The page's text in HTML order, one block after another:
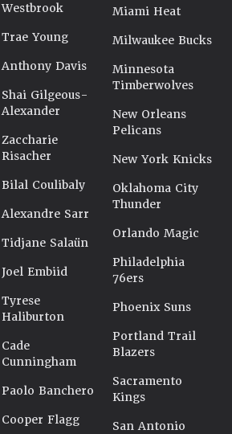
Westbrook
Trae Young
Anthony Davis
Shai Gilgeous-
Alexander
Zaccharie
Risacher
Bilal Coulibaly
Alexandre Sarr
Tidjane Salaün
Joel Embiid
Tyrese
Haliburton
Cade
Cunningham
Paolo Banchero
Cooper Flagg
Miami Heat
Milwaukee Bucks
Minnesota
Timberwolves
New Orleans
Pelicans
New York Knicks
Oklahoma City
Thunder
Orlando Magic
Philadelphia
76ers
Phoenix Suns
Portland Trail
Blazers
Sacramento
Kings
San Antonio